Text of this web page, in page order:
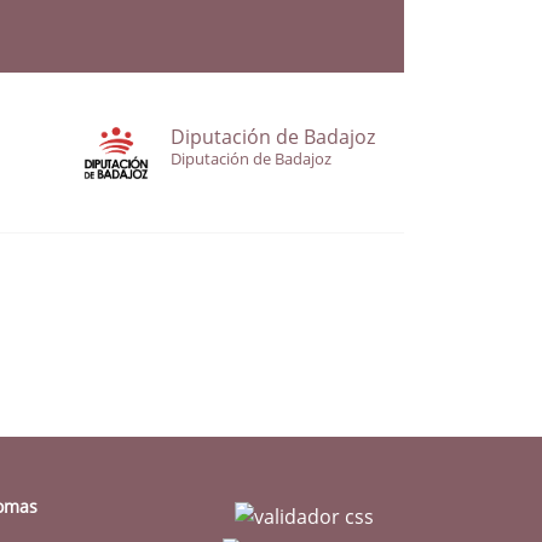
Diputación de Badajoz
Diputación de Badajoz